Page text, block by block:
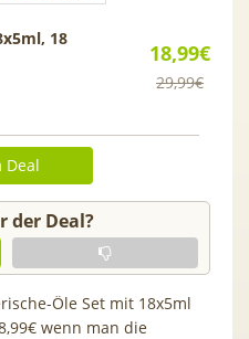
18,99€
29,99€
18
Deal
der Deal?
Öle Set mit 18x5ml
wenn man die